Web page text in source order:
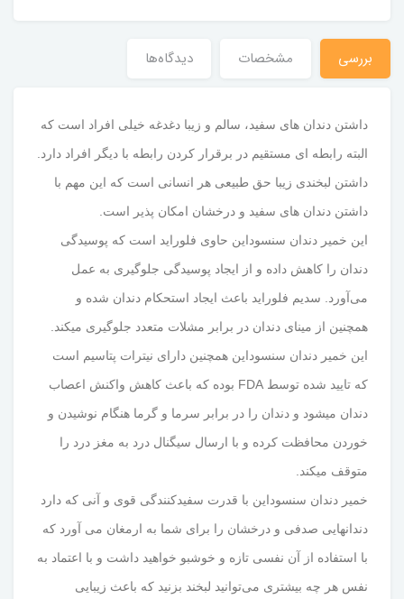
بررسی مشخصات دیدگاه‌ها
داشتن دندان های سفید، سالم و زیبا دغدغه خیلی افراد است که
البته رابطه ای مستقیم در برقرار کردن رابطه با دیگر افراد دارد.
داشتن لبخندی زیبا حق طبیعی هر انسانی است که این مهم با
داشتن دندان های سفید و درخشان امکان پذیر است.
این خمیر دندان سنسوداین حاوی فلوراید است که پوسیدگی
دندان را کاهش داده و از ایجاد پوسیدگی جلوگیری به عمل
می‌آورد. سدیم فلوراید باعث ایجاد استحکام دندان شده و
همچنین از مینای دندان در برابر مشلات متعدد جلوگیری میکند.
این خمیر دندان سنسوداین همچنین دارای نیترات پتاسیم است
که تایید شده توسط FDA بوده که باعث کاهش واکنش اعصاب
دندان میشود و دندان را در برابر سرما و گرما هنگام نوشیدن و
خوردن محافظت کرده و با ارسال سیگنال درد به مغز درد را
متوقف میکند.
خمیر دندان سنسوداین با قدرت سفیدکنندگی قوی و آنی که دارد
دندانهایی صدفی و درخشان را برای شما به ارمغان می آورد که
با استفاده از آن نفسی تازه و خوشبو خواهید داشت و با اعتماد به
نفس هر چه بیشتری می‌توانید لبخند بزنید که باعث زیبایی